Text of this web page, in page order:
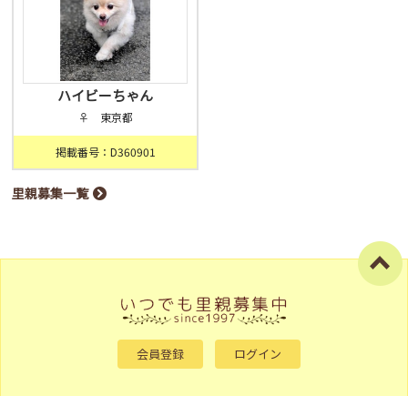
ハイビーちゃん
♀ 東京都
掲載番号：D360901
里親募集一覧
会員登録 ログイン